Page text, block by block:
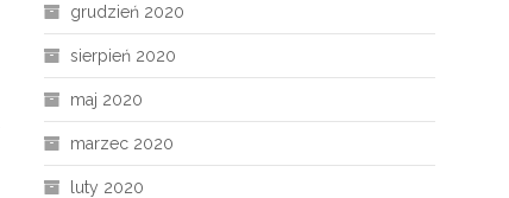
grudzień 2020
sierpień 2020
maj 2020
marzec 2020
luty 2020